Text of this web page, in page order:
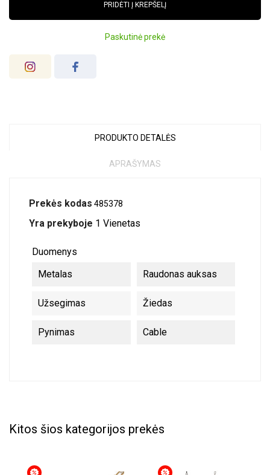
PRIDĖTI Į KREPŠELĮ
Paskutinė prekė
PRODUKTO DETALĖS
APRAŠYMAS
Prekės kodas 485378
Yra prekyboje 1 Vienetas
Duomenys
Metalas
Raudonas auksas
Užsegimas Žiedas
Pynimas Cable
Kitos šios kategorijos prekės